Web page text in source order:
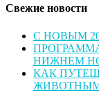
Свежие новости
С НОВЫМ
НИЖНЕМ
КАК